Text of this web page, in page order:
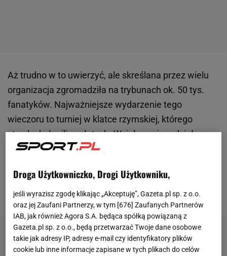
Aż trudno w to uwierzyć, ale skreślana przez wielu
organizacja zgromadziła na trybunach ok. 50 tys.
fanatyków. Najważniejsze wydarzenie tego
wieczoru to turniej w klatce rzymskiej, którego
stawką był milion złotych. Wzięło w nim udział
ośmiu zawodników, którzy mają już za sobą niemałe
Wiewiórka, Tomasz "Zadyma" Gromadzki, Alan
Kwieciński czy Grzegorz "Greg" Gancewski.
Droga Użytkowniczko, Drogi Użytkowniku,
jeśli wyrazisz zgodę klikając „Akceptuję”, Gazeta.pl sp. z o.o.
oraz jej Zaufani Partnerzy, w tym [676] Zaufanych Partnerów
IAB, jak również Agora S.A. będąca spółką powiązaną z
Gazeta.pl sp. z o.o., będą przetwarzać Twoje dane osobowe
takie jak adresy IP, adresy e-mail czy identyfikatory plików
cookie lub inne informacje zapisane w tych plikach do celów